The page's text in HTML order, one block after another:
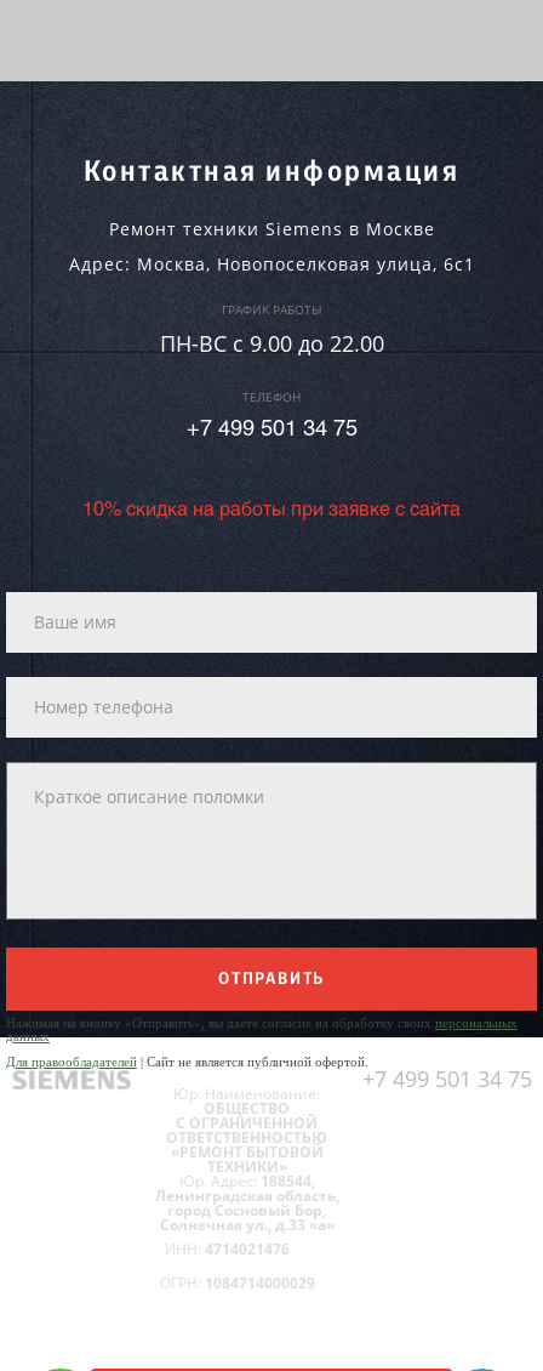
Контактная информация
Ремонт техники Siemens в Москве
Адрес: Москва, Новопоселковая улица, 6с1
ГРАФИК РАБОТЫ
ПН-ВC c 9.00 до 22.00
ТЕЛЕФОН
+7 499 501 34 75
10% скидка на работы при заявке с сайта
ОТПРАВИТЬ
Нажимая на кнопку «Отправить», вы даете согласие на обработку своих персональных
данных
Для правообладателей | Сайт не является публичной офертой.
+7 499 501 34 75
Юр. Наименование:
ОБЩЕСТВО
С ОГРАНИЧЕННОЙ
ОТВЕТСТВЕННОСТЬЮ
«РЕМОНТ БЫТОВОЙ
ТЕХНИКИ»
Юр. Адрес: 188544,
Ленинградская область,
город Сосновый Бор,
Солнечная ул., д.33 «а»
ИНН: 4714021476
ОГРН: 1084714000029